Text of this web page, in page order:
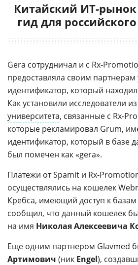
Китайский ИТ-рынок
гид для
Gera сотрудничал и с Rx-
предоставляла своим
идентификатор, который
Как установили исследователи из
университета, связанные с Rx-
которые рекламировал Grum,
идентификатор, который в базе
был помечен как «gera».
Платежи от Spamit и Rx-
осуществлялись на кошелек
Кребса, имеющий доступ к
сообщил, что данный кошелек
на имя Николая Алексеевича
Еще одним партнером Glavmed
Артимович (ник Engel),